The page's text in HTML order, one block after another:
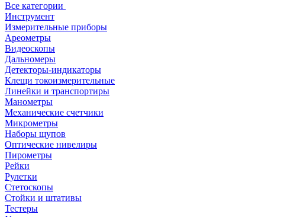
Все категории
Инструмент
Измерительные приборы
Ареометры
Видеоскопы
Дальномеры
Детекторы-индикаторы
Клещи токоизмерительные
Линейки и транспортиры
Манометры
Механические счетчики
Микрометры
Наборы щупов
Оптические нивелиры
Пирометры
Рейки
Рулетки
Стетоскопы
Стойки и штативы
Тестеры